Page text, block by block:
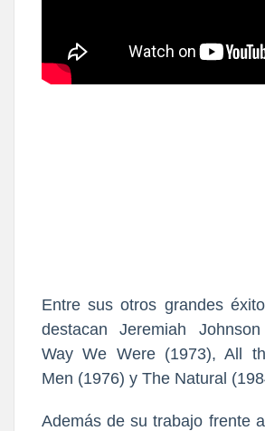
Entre sus otros grandes
destacan Jeremiah
Way We Were (1973), All
Men (1976) y The Natural
Además de su trabajo frente